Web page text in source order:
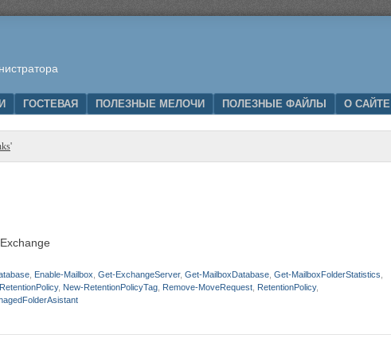
ГОСТЕВАЯ ПОЛЕЗНЫЕ МЕЛОЧИ ПОЛЕЗНЫЕ ФАЙЛЫ О САЙТЕ
'
Enable-Mailbox Get-ExchangeServer, Get-MailboxDatabase Get-MailboxFolderStatistics
, New-RetentionPolicyTag Remove-MoveRequest RetentionPolicy,